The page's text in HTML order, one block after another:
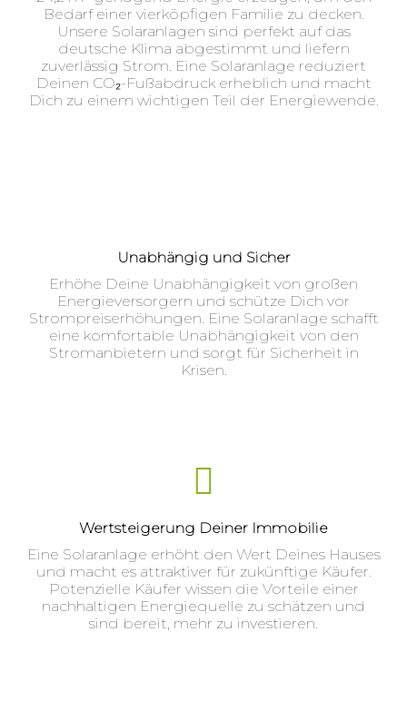
Bedarf einer vierköpfigen Familie zu decken.
Unsere Solaranlagen sind perfekt auf das
deutsche Klima abgestimmt und liefern
zuverlässig Strom. Eine Solaranlage reduziert
Deinen CO₂-Fußabdruck erheblich und macht
Dich zu einem wichtigen Teil der Energiewende.
Unabhängig und Sicher
Erhöhe Deine Unabhängigkeit von großen
Energieversorgern und schütze Dich vor
Strompreiserhöhungen. Eine Solaranlage schafft
eine komfortable Unabhängigkeit von den
Stromanbietern und sorgt für Sicherheit in
Krisen.
Wertsteigerung Deiner Immobilie
Eine Solaranlage erhöht den Wert Deines Hauses
und macht es attraktiver für zukünftige Käufer.
Potenzielle Käufer wissen die Vorteile einer
nachhaltigen Energiequelle zu schätzen und
sind bereit, mehr zu investieren.